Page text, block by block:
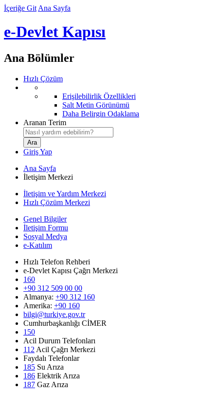
İçeriğe Git Ana Sayfa
e-Devlet Kapısı
Ana Bölümler
Hızlı Çözüm
Erişilebilirlik Özellikleri
Salt Metin Görünümü
Daha Belirgin Odaklama
Aranan Terim
Giriş Yap
Ana Sayfa
İletişim Merkezi
İletişim ve Yardım Merkezi
Hızlı Çözüm Merkezi
Genel Bilgiler
İletişim Formu
Sosyal Medya
e-Katılım
Hızlı Telefon Rehberi
e-Devlet Kapısı Çağrı Merkezi
160
+90 312 509 00 00
Almanya: +90 312 160
Amerika: +90 160
bilgi@turkiye.gov.tr
Cumhurbaşkanlığı CİMER
150
Acil Durum Telefonları
112 Acil Çağrı Merkezi
Faydalı Telefonlar
185 Su Arıza
186 Elektrik Arıza
187 Gaz Arıza